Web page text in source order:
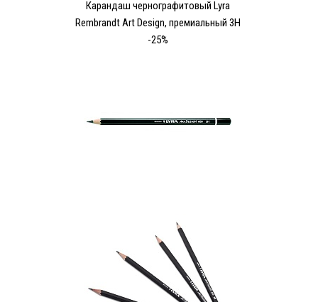
Карандаш чернографитовый Lyra
Rembrandt Art Design, премиальный 3Н
-25%